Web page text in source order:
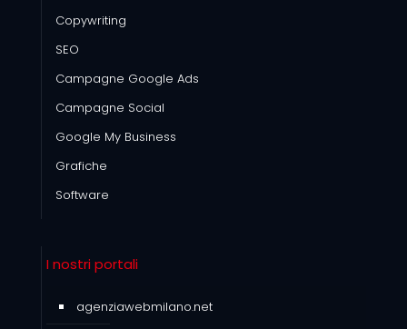
Copywriting
SEO
Campagne Google Ads
Campagne Social
Google My Business
Grafiche
Software
I nostri portali
agenziawebmilano.net